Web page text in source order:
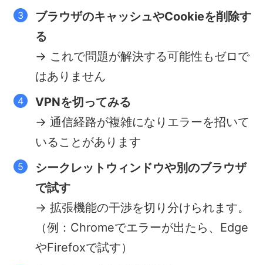
ブラウザのキャッシュやCookieを削除す
る
→ これで問題が解決する可能性もゼロで
はありません
VPNを切ってみる
→ 通信経路が複雑になりエラーを招いて
いることがあります
シークレットウィンドウや別のブラウザ
で試す
→ 拡張機能の干渉を切り分けられます。
（例：Chromeでエラーが出たら、Edge
やFirefoxで試す）